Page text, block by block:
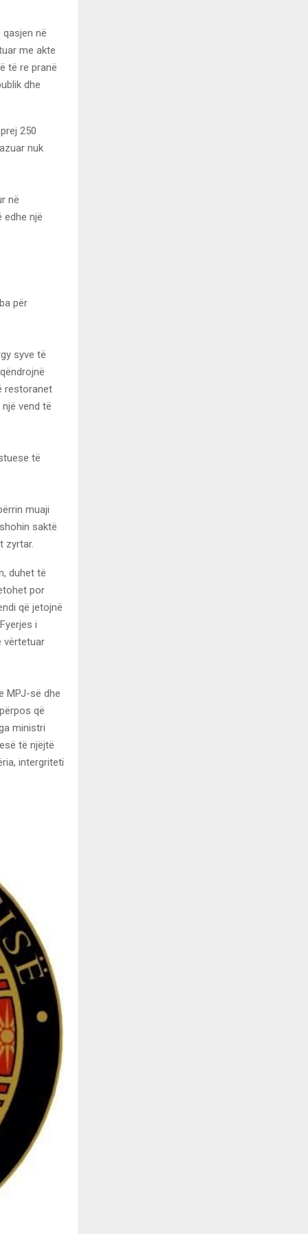
në
me akte
të re pranë
dhe
250
nuk
në
edhe një
për
syve të
restoranet
vend të
të
muaji
saktë
zyrtar.
duhet të
por
që jetojnë
i
vërtetuar
MPJ-së dhe
që
ministri
të njëjtë
intergriteti